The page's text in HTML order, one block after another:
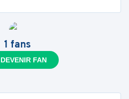
1 fans
DEVENIR FAN